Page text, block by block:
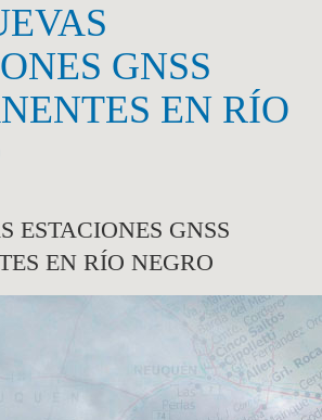
GNSS
EN RÍO
ESTACIONES GNSS
EN RÍO NEGRO